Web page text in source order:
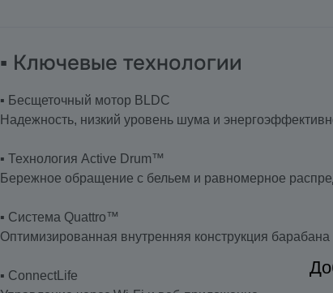
▪️ Ключевые технологии
▪️ Бесщеточный мотор BLDC
Надежность, низкий уровень шума и
▪️ Технология Active Drum™
Бережное обращение с бельем и равномерное
▪️ Система Quattro™
Оптимизированная внутренняя конструкция барабана
▪️ ConnectLife